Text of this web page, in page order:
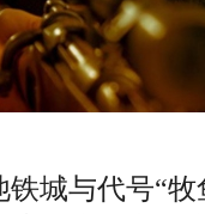
城与代号“牧